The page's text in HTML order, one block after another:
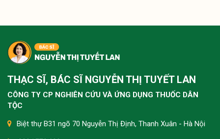
nhẹ, nhất là ban đêm rất khó chịu thì có cách nào
Tình trạng tê buốt tay lâu năm thường do khí
con nên kết hợp giữ ấm, vận động nhẹ và dưỡng
sinh như ngâm chân để cải thiện từ gốc. Nếu kéo
dài không giảm, nên thăm khám sớm để xử lý
THẠC SĨ, BÁC SĨ NGUYỄN THỊ TUYẾT LAN
CÔNG TY CP NGHIÊN CỨU VÀ ỨNG DỤNG THUỐC DÂN
TỘC
Biệt thự B31 ngõ 70 Nguyễn Thị Định, Thanh Xuân - Hà Nội